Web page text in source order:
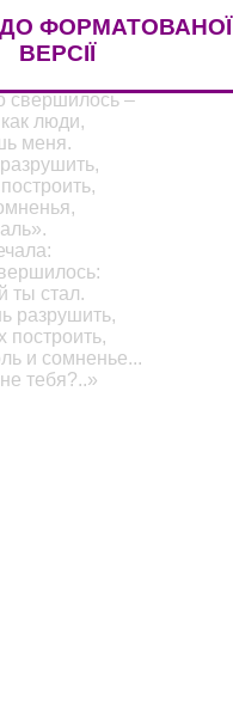
страсти,
они.
свершилось –
люди,
меня.
ты стал.
разрушить,
построить,
и сомненье...
тебя?..»
ФОРМАТОВАНОЇ
ВЕРСІЇ